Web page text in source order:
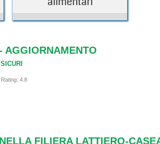
AGGIORNAMENTO
Rating: 4.8
FILIERA LATTIERO-